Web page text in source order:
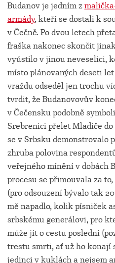
Budanov je jedním z
armády, kteří se dostali k
v Čečně. Po dvou letech
fraška nakonec skončit
vyústilo v jinou neveselici,
místo plánovaných deseti
vraždu odseděl jen trochu
tvrdit, že Budanovovův
v Čečensku podobně
Srebrenici přelet Mladiče
se v Srbsku demonstrovalo
zhruba polovina
veřejného mínění v dobách
procesu se přimouvala za
(pro odsouzení bývalo tak
mě napadlo, kolik písniček
srbskému generálovi, pro
může jít o cestu poslední
trestu smrti, ať už ho konají
jedinci v kuklách a nejsem